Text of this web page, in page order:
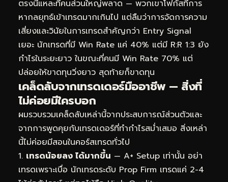
ตรงนี้แหละที่คนส่วนใหญ่พลาด — พวกเขาโฟกัสที่การ
หากลยุทธ์เข้าเทรดมากเกินไป แต่ลืมว่าการจัดการความ
เสี่ยงและวินัยในการเทรดสำคัญกว่า Entry Signal
เยอะ นักเทรดที่มี Win Rate แค่ 40% แต่มี R:R 1:3 ยัง
กำไรในระยะยาว ในขณะที่คนมี Win Rate 70% แต่
ปล่อยให้ขาดทุนวิ่งยาว สุดท้ายก็ขาดทุน
เคล็ดลับจากเทรดเดอร์มืออาชีพ — สิ่งที่
ไม่ค่อยมีใครบอก
ผมรวบรวมเคล็ดลับเหล่านี้จากประสบการณ์ส่วนตัวและ
จากการพูดคุยกับเทรดเดอร์ที่ทำกำไรสม่ำเสมอ สิ่งเหล่า
นี้ไม่ค่อยมีสอนในคอร์สเทรดทั่วไป
เทรดน้อยลง ได้มากขึ้น — A+ Setup เท่านั้น อย่า
เทรดเพราะเบื่อ นักเทรดระดับ Prop Firm เทรดแค่ 2-4